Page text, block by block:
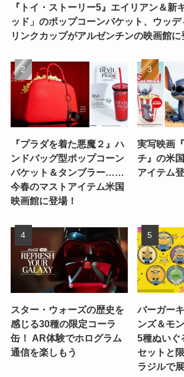
『トイ・ストーリー5』エイリアン＆新
ッド」のポップコーンバケット、ウッ
リンクカップがアルゼンチンの映画館に
『プラダを着た悪魔２』ハ
ンドバッグ型ポップコーン
バケット＆タンブラー……
今春のマストアイテム米国
映画館に登場！
実写映画
チ』の米
アイテム
スター・ウォーズの歴史を
感じる30種の限定コーラ
缶！ AR体験でホログラム
通信を楽しもう
バーガー
ンズ＆モ
5種ぬいぐ
セットと
ラジルで